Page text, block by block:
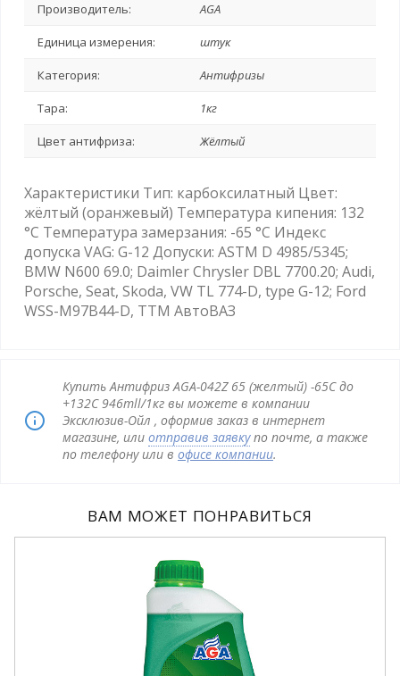
Производитель: AGA
Единица измерения: штук
Категория: Антифризы
Тара: 1кг
Цвет антифриза: Жёлтый
Характеристики Тип: карбоксилатный Цвет:
жёлтый (оранжевый) Температура кипения: 132
°C Температура замерзания: -65 °C Индекс
допуска VAG: G-12 Допуски: ASTM D 4985/5345;
BMW N600 69.0; Daimler Chrysler DBL 7700.20; Audi,
Porsche, Seat, Skoda, VW TL 774-D, type G-12; Ford
WSS-M97B44-D, TTM АвтоВАЗ
Купить Антифриз AGA-042Z 65 (желтый) -65С до
+132С 946mll/1кг вы можете в компании
Эксклюзив-Ойл , оформив заказ в интернет
магазине, или отправив заявкупо почте, а также
по телефону или в офисе компании.
ВАМ МОЖЕТ ПОНРАВИТЬСЯ